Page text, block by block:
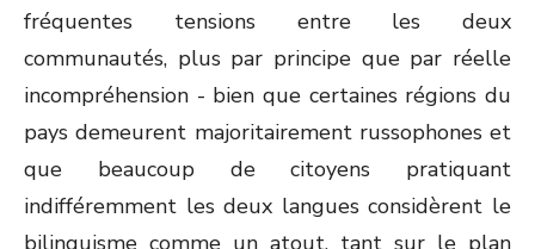
fréquentes tensions entre les deux
communautés, plus par principe que par réelle
incompréhension - bien que certaines régions du
pays demeurent majoritairement russophones et
que beaucoup de citoyens pratiquant
indifféremment les deux langues considèrent le
bilinguisme comme un atout, tant sur le plan